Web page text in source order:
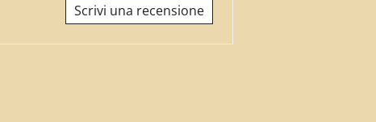
Scrivi una recensione